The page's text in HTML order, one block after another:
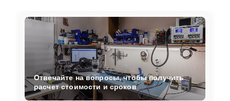
Отвечайте на вопросы, чтобы получить
расчет стоимости и сроков